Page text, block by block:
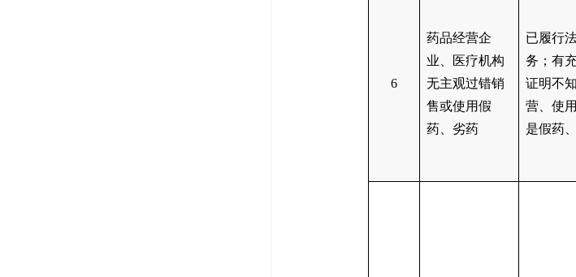
6
药品经营企
业、医疗机构
无主观过错销
售或使用假
药、劣药
已履行
务；有
证明不
营、使
是假药